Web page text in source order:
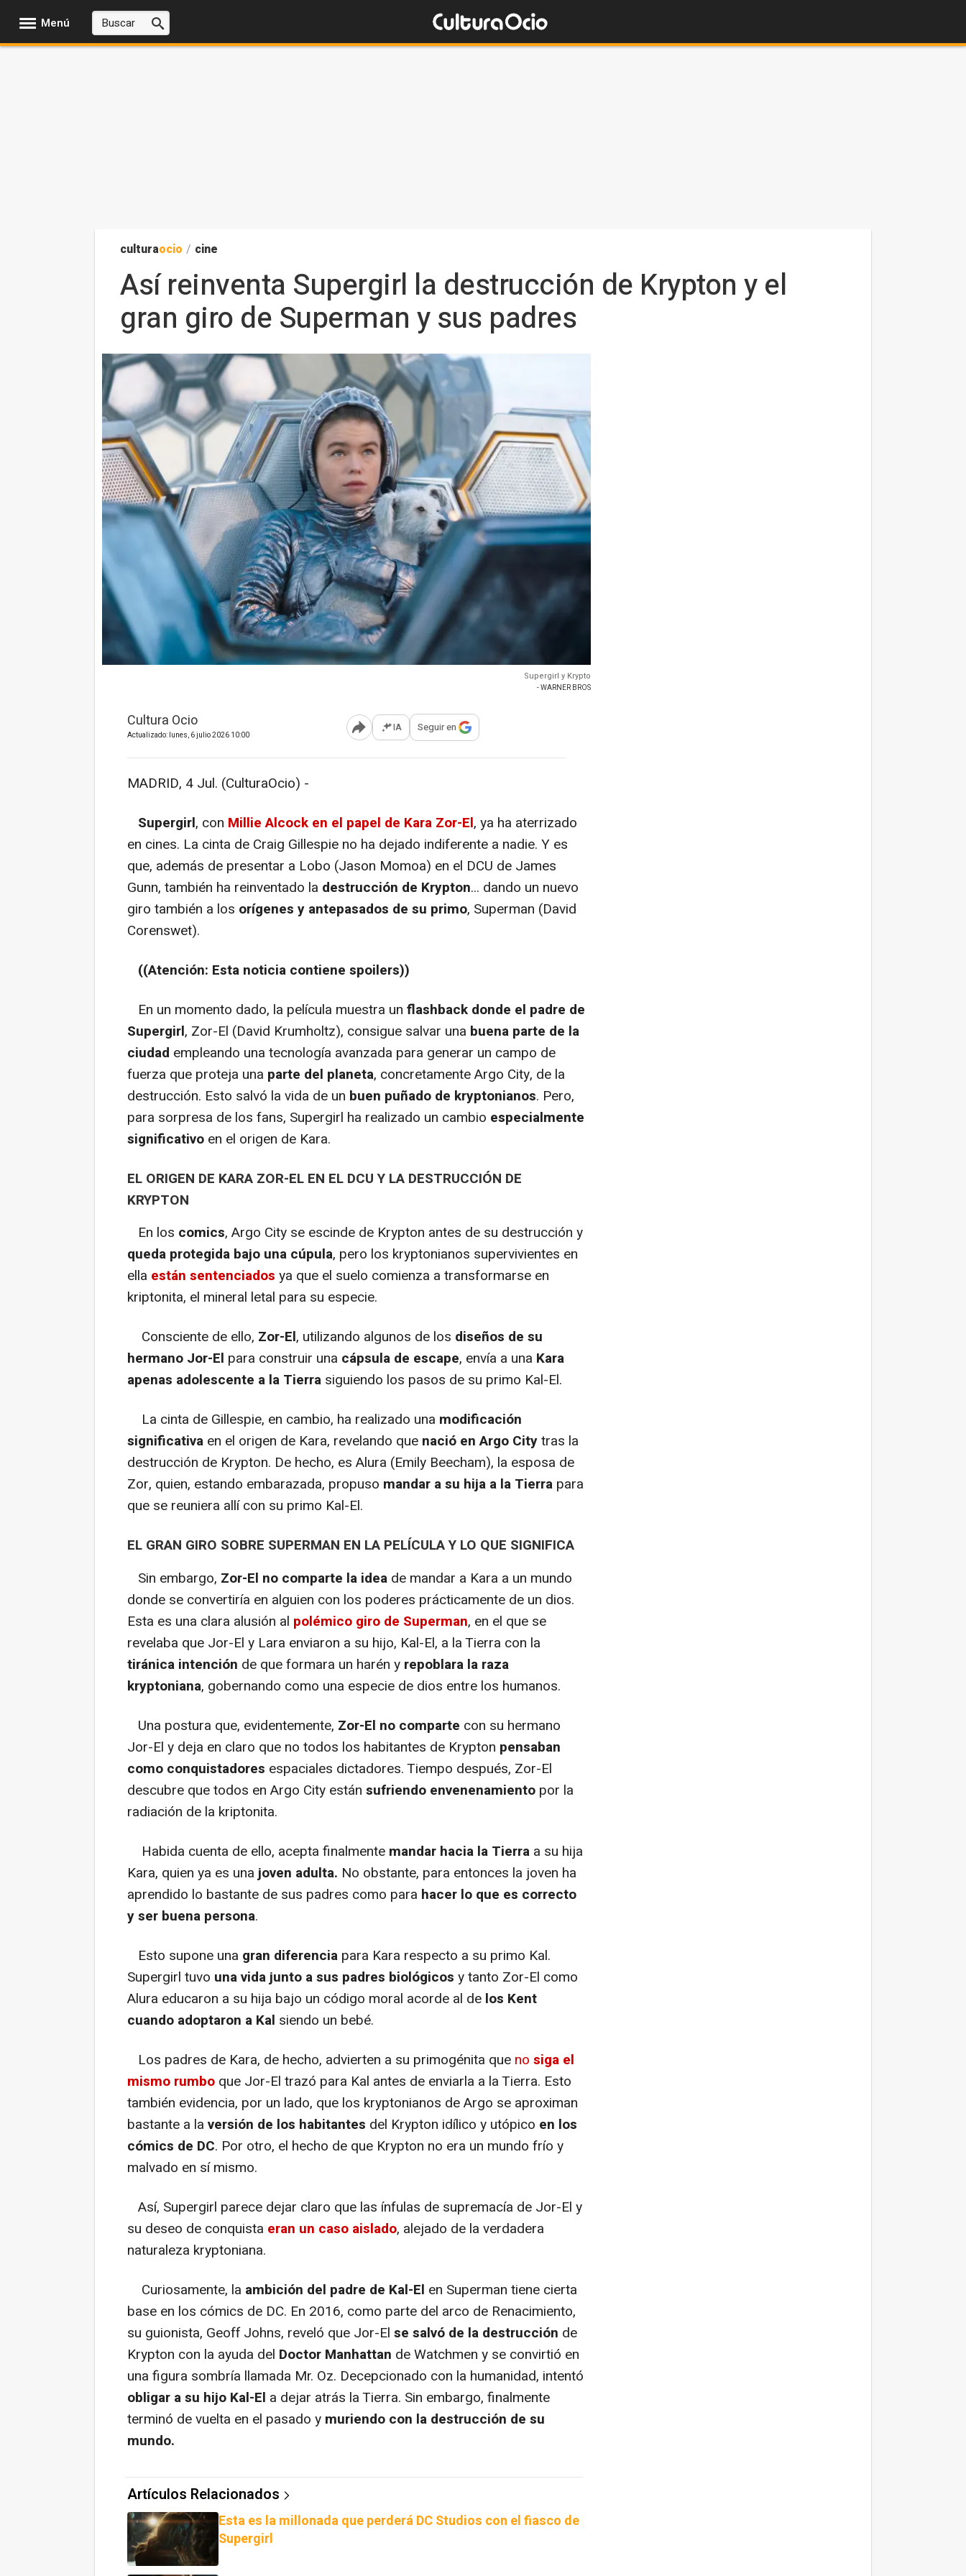
Menú
culturaocio / cine
Así reinventa Supergirl la destrucción de Krypton y el
gran giro de Superman y sus padres
Supergirl y Krypto
- WARNER BROS
Cultura Ocio
Actualizado: lunes, 6 julio 2026 10:00 Abrir opciones para compartir
IA Seguir en
MADRID, 4 Jul. (CulturaOcio) -
Supergirl, con Millie Alcock en el papel de Kara Zor-El, ya ha aterrizado
en cines. La cinta de Craig Gillespie no ha dejado indiferente a nadie. Y es
que, además de presentar a Lobo (Jason Momoa) en el DCU de James
Gunn, también ha reinventado la destrucción de Krypton... dando un nuevo
giro también a los orígenes y antepasados de su primo, Superman (David
Corenswet).
((Atención: Esta noticia contiene spoilers))
En un momento dado, la película muestra un flashback donde el padre de
Supergirl, Zor-El (David Krumholtz), consigue salvar una buena parte de la
ciudad empleando una tecnología avanzada para generar un campo de
fuerza que proteja una parte del planeta, concretamente Argo City, de la
destrucción. Esto salvó la vida de un buen puñado de kryptonianos. Pero,
para sorpresa de los fans, Supergirl ha realizado un cambio especialmente
significativo en el origen de Kara.
EL ORIGEN DE KARA ZOR-EL EN EL DCU Y LA DESTRUCCIÓN DE
KRYPTON
En los comics, Argo City se escinde de Krypton antes de su destrucción y
queda protegida bajo una cúpula, pero los kryptonianos supervivientes en
ella están sentenciados ya que el suelo comienza a transformarse en
kriptonita, el mineral letal para su especie.
Consciente de ello, Zor-El, utilizando algunos de los diseños de su
hermano Jor-El para construir una cápsula de escape, envía a una Kara
apenas adolescente a la Tierra siguiendo los pasos de su primo Kal-El.
La cinta de Gillespie, en cambio, ha realizado una modificación
significativa en el origen de Kara, revelando que nació en Argo Citytras la
destrucción de Krypton. De hecho, es Alura (Emily Beecham), la esposa de
Zor, quien, estando embarazada, propuso mandar a su hija a la Tierra para
que se reuniera allí con su primo Kal-El.
EL GRAN GIRO SOBRE SUPERMAN EN LA PELÍCULA Y LO QUE SIGNIFICA
Sin embargo, Zor-El no comparte la idea de mandar a Kara a un mundo
donde se convertiría en alguien con los poderes prácticamente de un dios.
Esta es una clara alusión al polémico giro de Superman, en el que se
revelaba que Jor-El y Lara enviaron a su hijo, Kal-El, a la Tierra con la
tiránica intención de que formara un harén y repoblara la raza
kryptoniana, gobernando como una especie de dios entre los humanos.
Una postura que, evidentemente, Zor-El no comparte con su hermano
Jor-El y deja en claro que no todos los habitantes de Krypton pensaban
como conquistadores espaciales dictadores. Tiempo después, Zor-El
descubre que todos en Argo City están sufriendo envenenamiento por la
radiación de la kriptonita.
Habida cuenta de ello, acepta finalmente mandar hacia la Tierra a su hija
Kara, quien ya es unajoven adulta. No obstante, para entonces la joven ha
aprendido lo bastante de sus padres como para hacer lo que es correcto
y ser buena persona.
Esto supone una gran diferencia para Kara respecto a su primo Kal.
Supergirl tuvo una vida junto a sus padres biológicos y tanto Zor-El como
Alura educaron a su hija bajo un código moral acorde al de los Kent
cuando adoptaron a Kal siendo un bebé.
Los padres de Kara, de hecho, advierten a su primogénita que no siga el
mismo rumbo que Jor-El trazó para Kal antes de enviarla a la Tierra. Esto
también evidencia, por un lado, que los kryptonianos de Argo se aproximan
bastante a la versión de los habitantes del Krypton idílico y utópico en los
cómics de DC. Por otro, el hecho de que Krypton no era un mundo frío y
malvado en sí mismo.
Así, Supergirl parece dejar claro que las ínfulas de supremacía de Jor-El y
su deseo de conquista eran un caso aislado, alejado de la verdadera
naturaleza kryptoniana.
Curiosamente, la ambición del padre de Kal-El en Superman tiene cierta
base en los cómics de DC. En 2016, como parte del arco de Renacimiento,
su guionista, Geoff Johns, reveló que Jor-El se salvó de la destrucción de
Krypton con la ayuda del Doctor Manhattan de Watchmen y se convirtió en
una figura sombría llamada Mr. Oz. Decepcionado con la humanidad, intentó
obligar a su hijo Kal-El a dejar atrás la Tierra. Sin embargo, finalmente
terminó de vuelta en el pasado y muriendo con la destrucción de su
mundo.
Artículos Relacionados
Esta es la millonada que perderá DC Studios con el fiasco de
Supergirl